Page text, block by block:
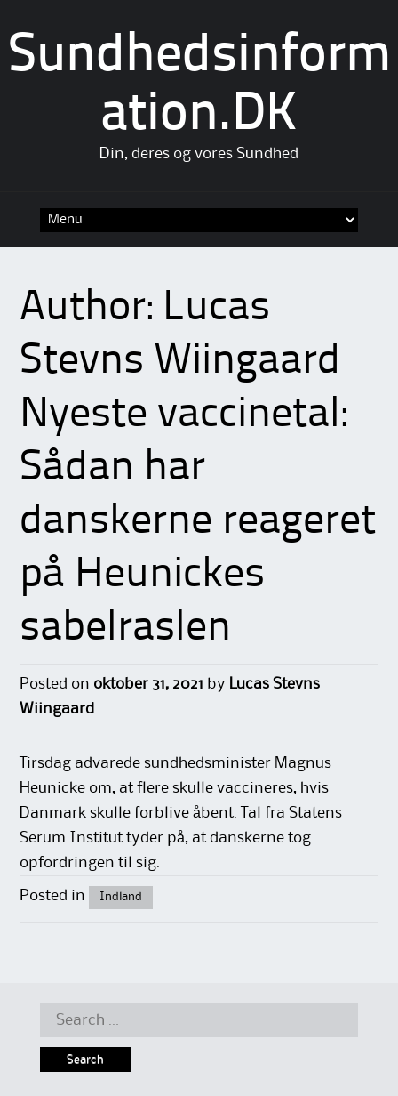
Sundhedsinform
ation.DK
Din, deres og vores Sundhed
Author: Lucas
Stevns Wiingaard
Nyeste vaccinetal:
Sådan har
danskerne reageret
på Heunickes
sabelraslen
Posted on oktober 31, 2021 by Lucas Stevns
Wiingaard
Tirsdag advarede sundhedsminister Magnus
Heunicke om, at flere skulle vaccineres, hvis
Danmark skulle forblive åbent. Tal fra Statens
Serum Institut tyder på, at danskerne tog
opfordringen til sig.
Posted in Indland
Search